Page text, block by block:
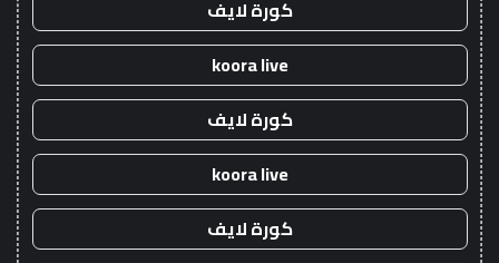
كورة لايف
koora live
كورة لايف
koora live
كورة لايف